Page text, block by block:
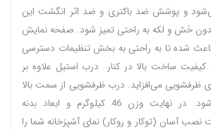
و پوشش ضد باکتری و ضد اثر انگشت این
خَش و لکه به راحتی تمیز شود. صفحه نمایش
شده تا به راحتی به بخش تنظیمات دسترسی
ساخت بالا در کنار درب استیل علاوه بر
ظرفشویی می‌افزاید. درب ظرفشویی از سمت بالا
رو به پایین باز می‌شود. در نهایت وزن 46 کیلوگرم و ابعاد بدنه
با قابلیت نصب آسان (توکار و روکار) نمای آشپزخانه شما را